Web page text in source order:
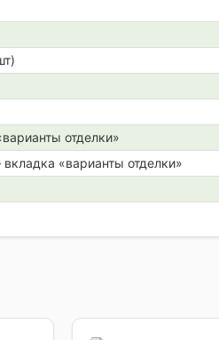
отделки»
«варианты отделки»